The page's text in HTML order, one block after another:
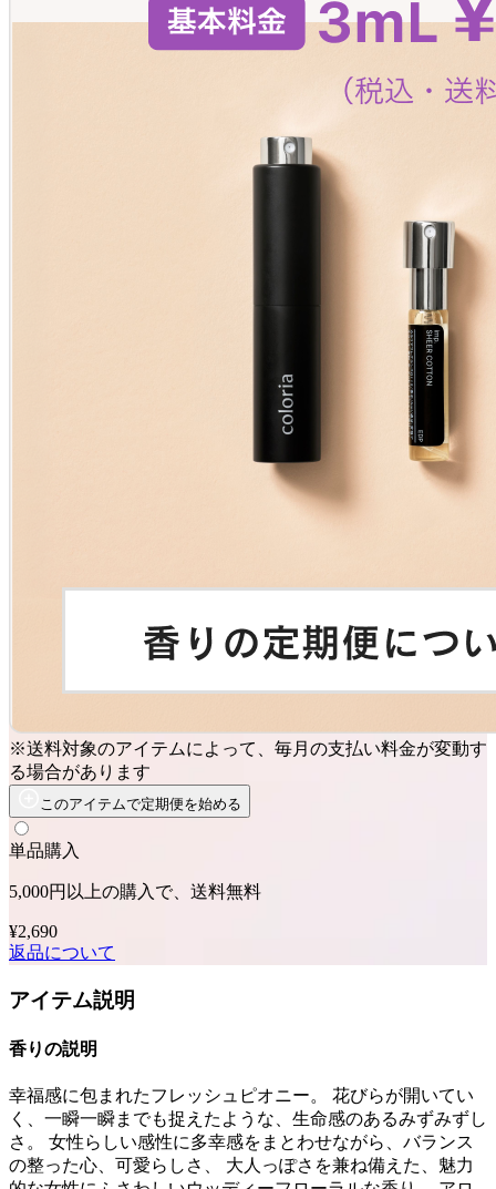
※送料対象のアイテムによって、毎月の支払い料金が変動す
る場合があります
このアイテムで定期便を始める
単品購入
5,000円以上の購入で、送料無料
¥2,690
返品について
アイテム説明
香りの説明
幸福感に包まれたフレッシュピオニー。 花びらが開いてい
く、一瞬一瞬までも捉えたような、生命感のあるみずみずし
さ。 女性らしい感性に多幸感をまとわせながら、バランス
の整った心、可愛らしさ、 大人っぽさを兼ね備えた、魅力